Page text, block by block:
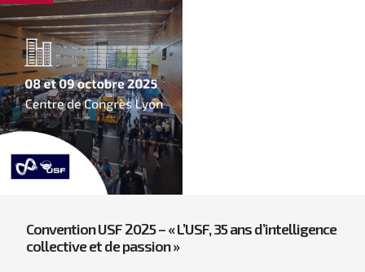
Convention USF 2025 – « L’USF, 35 ans d’intelligence
collective et de passion »